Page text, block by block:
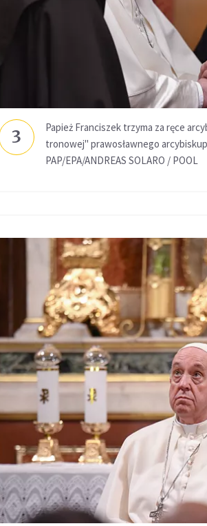
3
Papież Franciszek trzyma za ręce
tronowej" prawosławnego
PAP/EPA/ANDREAS SOLARO / POOL